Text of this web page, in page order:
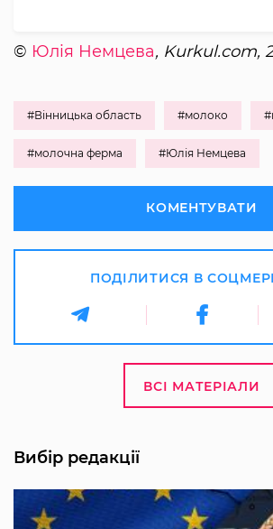
© Юлія Немцева, Kurkul.com,
#Вінницька область #молоко
#молочна ферма #Юлія Немцева
КОМЕНТУВАТИ
ПОДІЛИТИСЯ В
ВСІ МАТЕРІАЛИ
Вибір редакції